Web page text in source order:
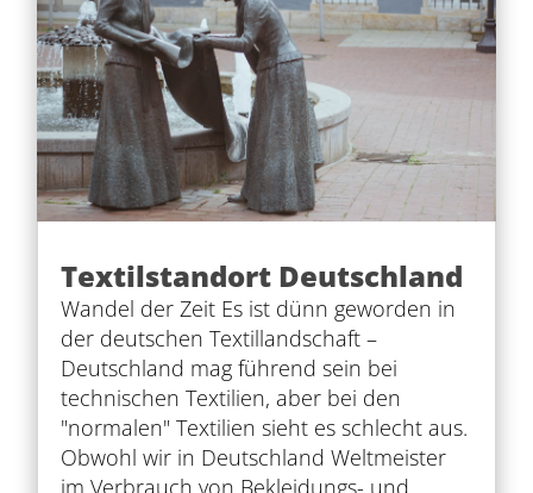
Textilstandort Deutschland
Wandel der Zeit Es ist dünn geworden in
der deutschen Textillandschaft –
Deutschland mag führend sein bei
technischen Textilien, aber bei den
"normalen" Textilien sieht es schlecht aus.
Obwohl wir in Deutschland Weltmeister
im Verbrauch von Bekleidungs- und...